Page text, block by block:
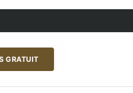
GRATUIT